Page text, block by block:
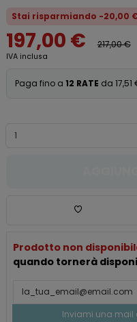
Stai risparmiando -20,00
197,00 € 217,00 €
IVA inclusa
Paga fino a 12 RATE da 17,51
Prodotto non
quando tornerà